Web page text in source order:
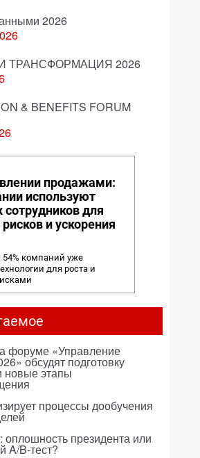
2026
ТРАНСФОРМАЦИЯ 2026
& BENEFITS FORUM
продажами:
используют
для
и ускорения
54% компаний уже
для роста и
форуме «Управление
обсудят подготовку
этапы
процессы дообучения
оплошность президента или
A/B-тест?